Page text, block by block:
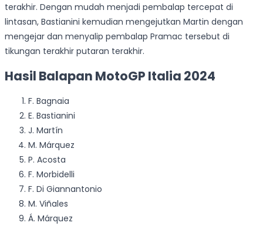
terakhir. Dengan mudah menjadi pembalap tercepat di
lintasan, Bastianini kemudian mengejutkan Martin dengan
mengejar dan menyalip pembalap Pramac tersebut di
tikungan terakhir putaran terakhir.
Hasil Balapan MotoGP Italia 2024
F. Bagnaia
E. Bastianini
J. Martín
M. Márquez
P. Acosta
F. Morbidelli
F. Di Giannantonio
M. Viñales
Á. Márquez